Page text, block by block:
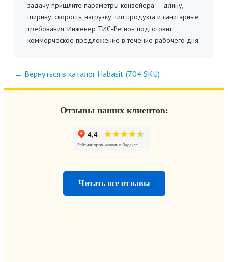
задачу пришлите параметры конвейера — длину,
ширину, скорость, нагрузку, тип продукта и санитарные
требования. Инженер ТИС-Регион подготовит
коммерческое предложение в течение рабочего дня.
← Вернуться в каталог Habasit (704 SKU)
Отзывы наших клиентов:
Читать все отзывы